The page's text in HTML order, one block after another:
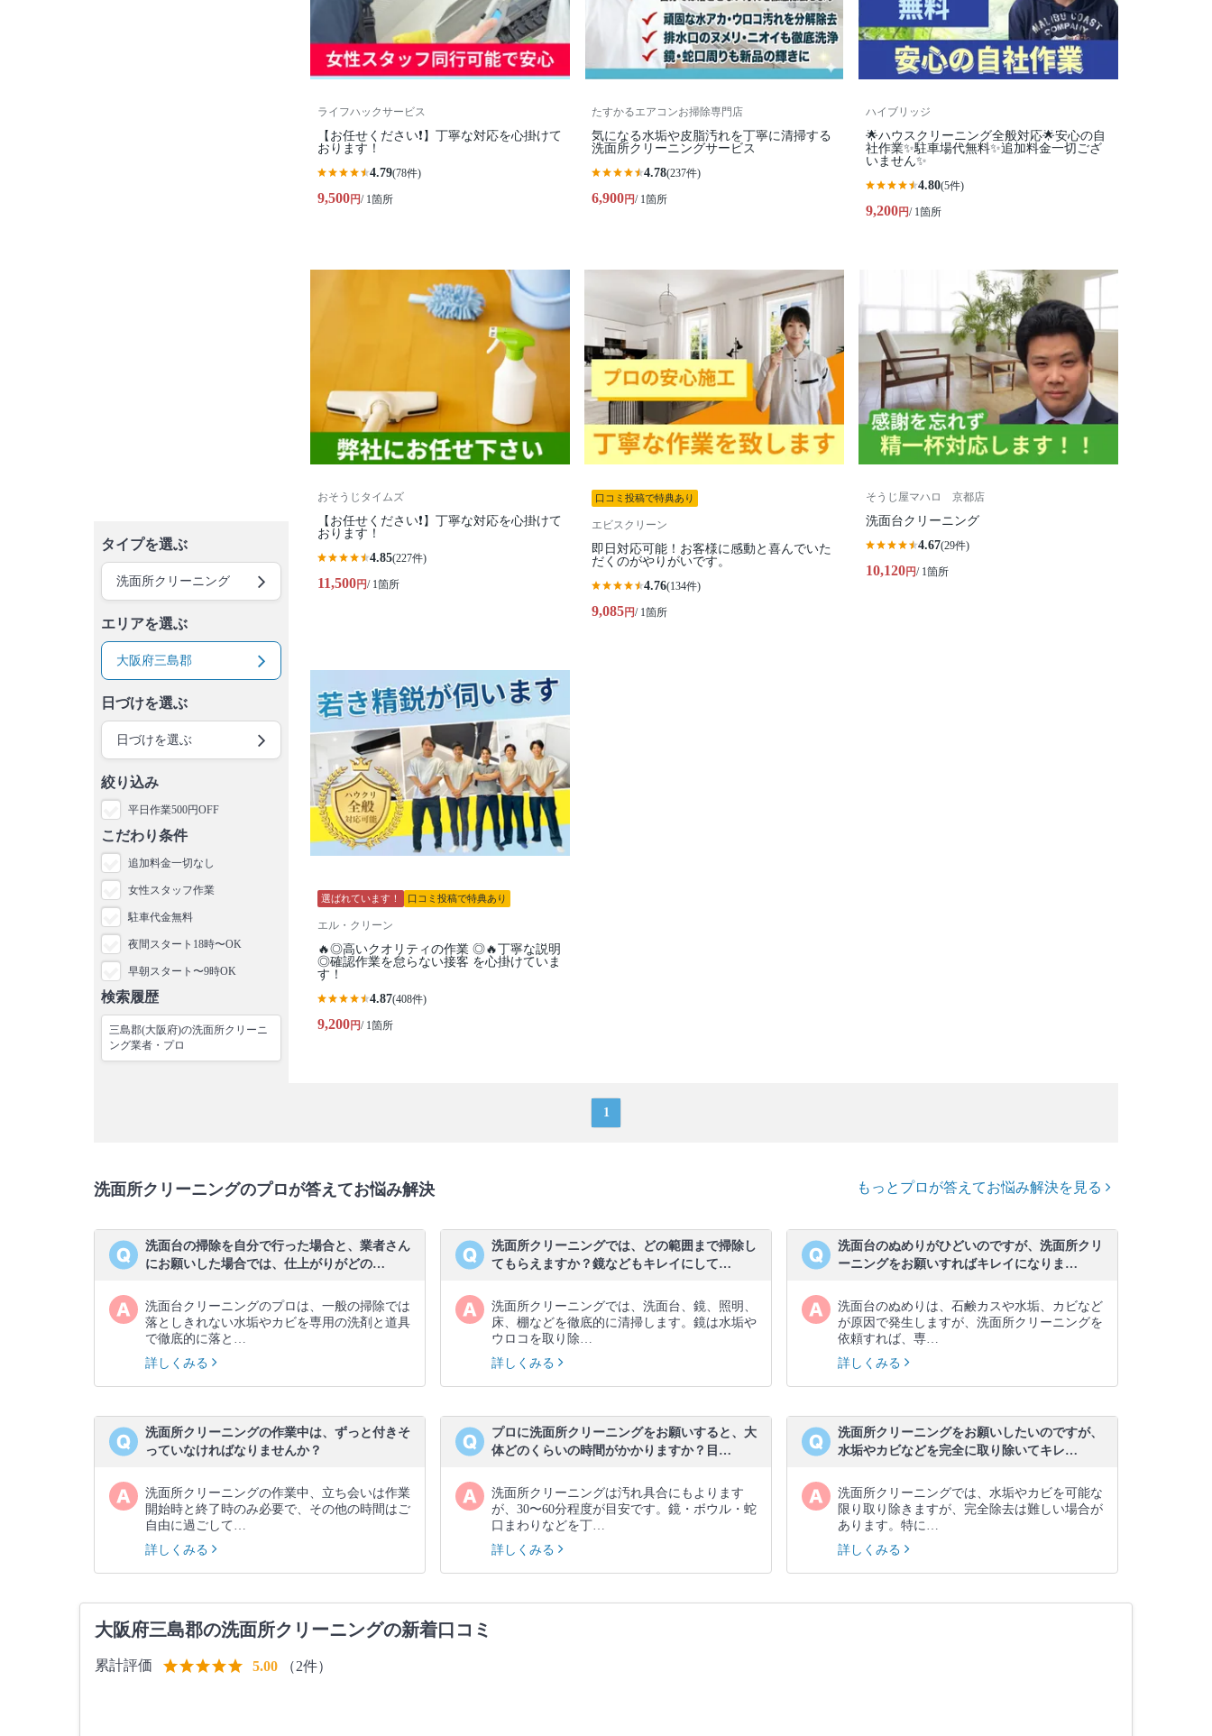
タイプを選ぶ
洗面所クリーニング
エリアを選ぶ
大阪府三島郡
日づけを選ぶ
日づけを選ぶ
絞り込み
平日作業500円OFF
こだわり条件
追加料金一切なし
女性スタッフ作業
駐車代金無料
夜間スタート18時〜OK
早朝スタート〜9時OK
検索履歴
三島郡(大阪府)の洗面所クリーニ
ング業者・プロ
ライフハックサービス
【お任せください❗️】丁寧な対応を心掛けて
おります！
4.79(78件)
9,500円/ 1箇所
たすかるエアコンお掃除専門店
気になる水垢や皮脂汚れを丁寧に清掃する
洗面所クリーニングサービス
4.78(237件)
6,900円/ 1箇所
ハイブリッジ
🌟ハウスクリーニング全般対応🌟安心の自
社作業✨️駐車場代無料✨️追加料金一切ござ
いません✨
4.80(5件)
9,200円/ 1箇所
おそうじタイムズ
【お任せください❗️】丁寧な対応を心掛けて
おります！
4.85(227件)
11,500円/ 1箇所
口コミ投稿で特典あり
エビスクリーン
即日対応可能！お客様に感動と喜んでいた
だくのがやりがいです。
4.76(134件)
9,085円/ 1箇所
そうじ屋マハロ 京都店
洗面台クリーニング
4.67(29件)
10,120円/ 1箇所
選ばれています！ 口コミ投稿で特典あり
エル・クリーン
🔥◎高いクオリティの作業 ◎🔥丁寧な説明
◎確認作業を怠らない接客 を心掛けていま
す！
4.87(408件)
9,200円/ 1箇所
1
洗面所クリーニングのプロが答えてお悩み解決 もっとプロが答えてお悩み解決を見る
洗面台の掃除を自分で行った場合と、業者さん
にお願いした場合では、仕上がりがどの…
洗面台クリーニングのプロは、一般の掃除では
落としきれない水垢やカビを専用の洗剤と道具
で徹底的に落と…
詳しくみる
洗面所クリーニングでは、どの範囲まで掃除し
てもらえますか？鏡などもキレイにして…
洗面所クリーニングでは、洗面台、鏡、照明、
床、棚などを徹底的に清掃します。鏡は水垢や
ウロコを取り除…
詳しくみる
洗面台のぬめりがひどいのですが、洗面所クリ
ーニングをお願いすればキレイになりま…
洗面台のぬめりは、石鹸カスや水垢、カビなど
が原因で発生しますが、洗面所クリーニングを
依頼すれば、専…
詳しくみる
洗面所クリーニングの作業中は、ずっと付きそ
っていなければなりませんか？
洗面所クリーニングの作業中、立ち会いは作業
開始時と終了時のみ必要で、その他の時間はご
自由に過ごして…
詳しくみる
プロに洗面所クリーニングをお願いすると、大
体どのくらいの時間がかかりますか？目…
洗面所クリーニングは汚れ具合にもよります
が、30〜60分程度が目安です。鏡・ボウル・蛇
口まわりなどを丁…
詳しくみる
洗面所クリーニングをお願いしたいのですが、
水垢やカビなどを完全に取り除いてキレ…
洗面所クリーニングでは、水垢やカビを可能な
限り取り除きますが、完全除去は難しい場合が
あります。特に…
詳しくみる
大阪府三島郡の洗面所クリーニングの新着口コミ
累計評価 5.00 （2件）